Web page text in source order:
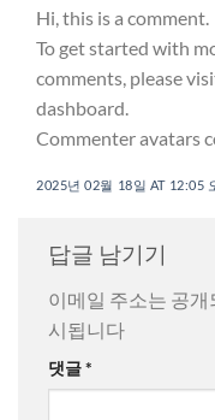
Hi, this is a comment.
To get started with
comments, please
dashboard.
Commenter avatars
2025년 02월 18일 AT 12:05
답글 남기기
이메일 주소는 공개
시됩니다
댓글*